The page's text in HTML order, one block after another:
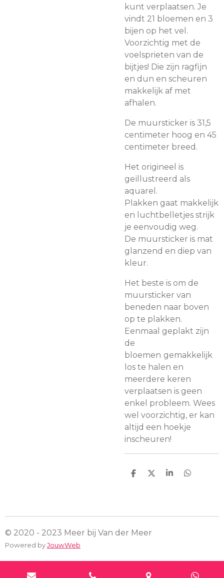
kunt verplaatsen. Je
vindt 21 bloemen en 3
bijen op het vel.
Voorzichtig met de
voelsprieten van de
bijtjes! Die zijn ragfijn
en dun en scheuren
makkelijk af met
afhalen.
De muursticker is 31,5
centimeter hoog en 45
centimeter breed.
Het origineel is
geïllustreerd als
aquarel.
Plakken gaat makkelijk
en luchtbelletjes strijk
je eenvoudig weg.
De muursticker is mat
glanzend en diep van
kleur.
Het beste is om de
muursticker van
beneden naar boven
op te plakken.
Eenmaal geplakt zijn
de
bloemen gemakkelijk
los te halen en
meerdere keren
verplaatsen is geen
enkel probleem. Wees
wel voorzichtig, er kan
altijd een hoekje
inscheuren!
D
D
S
D
© 2020 - 2023 Meer bij Van der Meer
Powered byJouwWeb